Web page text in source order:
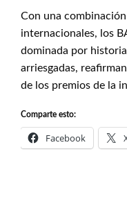
Con una
internacionales, los
dominada por
arriesgadas,
de los premios de la
Comparte esto:
Facebook